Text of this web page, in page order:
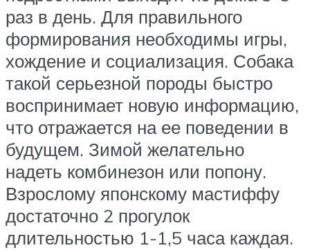
раз в день. Для правильного
формирования необходимы игры,
хождение и социализация. Собака
такой серьезной породы быстро
воспринимает новую информацию,
что отражается на ее поведении в
будущем. Зимой желательно
надеть комбинезон или попону.
Взрослому японскому мастиффу
достаточно 2 прогулок
длительностью 1-1,5 часа каждая.